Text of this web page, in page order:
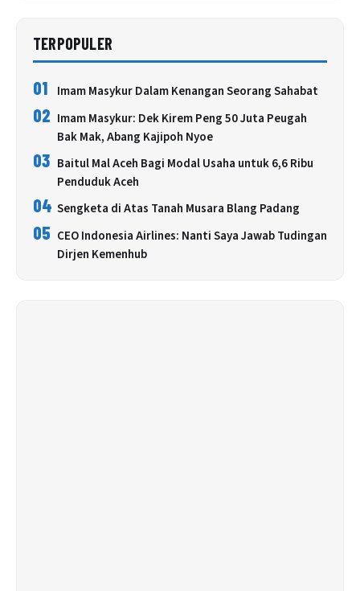
TERPOPULER
01 Imam Masykur Dalam Kenangan Seorang Sahabat
02 Imam Masykur: Dek Kirem Peng 50 Juta Peugah
Bak Mak, Abang Kajipoh Nyoe
03 Baitul Mal Aceh Bagi Modal Usaha untuk 6,6 Ribu
Penduduk Aceh
04 Sengketa di Atas Tanah Musara Blang Padang
05 CEO Indonesia Airlines: Nanti Saya Jawab Tudingan
Dirjen Kemenhub